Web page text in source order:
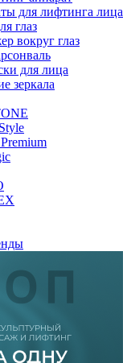
для лифтинга лица
глаз
вокруг глаз
для лица
зеркала